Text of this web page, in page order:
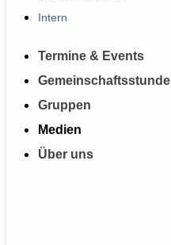
Intern
Termine & Events
Gemeinschaftsstunde
Gruppen
Medien
Über uns